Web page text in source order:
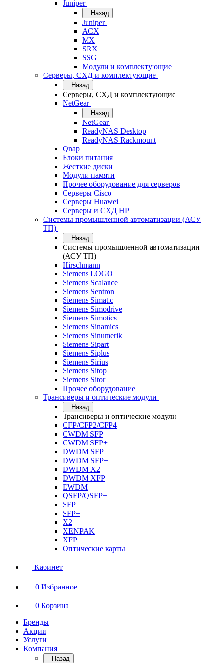
Juniper
Назад
Juniper
ACX
MX
SRX
SSG
Модули и комплектующие
Серверы, СХД и комплектующие
Назад
Серверы, СХД и комплектующие
NetGear
Назад
NetGear
ReadyNAS Desktop
ReadyNAS Rackmount
Qnap
Блоки питания
Жесткие диски
Модули памяти
Прочее оборудование для серверов
Серверы Cisco
Серверы Huawei
Серверы и СХД HP
Системы промышленной автоматизации (АСУ
ТП)
Назад
Системы промышленной автоматизации
(АСУ ТП)
Hirschmann
Siemens LOGO
Siemens Scalance
Siemens Sentron
Siemens Simatic
Siemens Simodrive
Siemens Simotics
Siemens Sinamics
Siemens Sinumerik
Siemens Sipart
Siemens Siplus
Siemens Sirius
Siemens Sitop
Siemens Sitor
Прочее оборудование
Трансиверы и оптические модули
Назад
Трансиверы и оптические модули
CFP/CFP2/CFP4
CWDM SFP
CWDM SFP+
DWDM SFP
DWDM SFP+
DWDM X2
DWDM XFP
EWDM
QSFP/QSFP+
SFP
SFP+
X2
XENPAK
XFP
Оптические карты
Кабинет
0 Избранное
0 Корзина
Бренды
Акции
Услуги
Компания
Назад